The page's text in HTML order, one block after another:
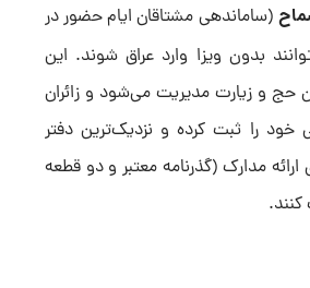
(ساماندهی مشتاقان ایام حضور در
بدون ویزا وارد عراق شوند. این
حج و زیارت مدیریت می‌شود و زائران
خود را ثبت کرده و نزدیک‌ترین دفتر
ارائه مدارک (گذرنامه معتبر و دو قطعه